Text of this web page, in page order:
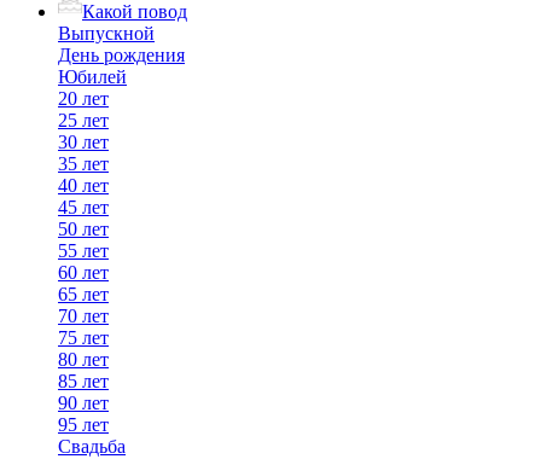
Какой повод
Выпускной
День рождения
Юбилей
20 лет
25 лет
30 лет
35 лет
40 лет
45 лет
50 лет
55 лет
60 лет
65 лет
70 лет
75 лет
80 лет
85 лет
90 лет
95 лет
Свадьба